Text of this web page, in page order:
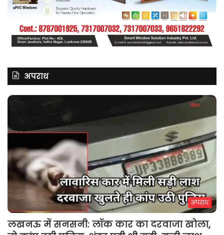
अपराध
अपराध
लखनऊ में सनसनी: लॉक कार का दरवाजा खोला,